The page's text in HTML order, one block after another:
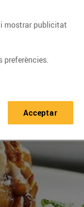
i mostrar publicitat
preferències.
Acceptar